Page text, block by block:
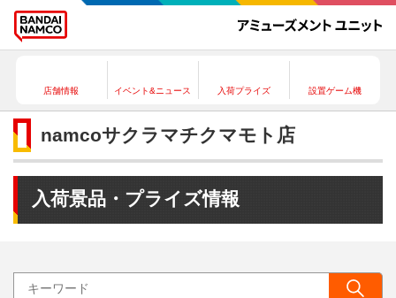
店舗情報 イベント&ニュース 入荷プライズ 設置ゲーム機
namcoサクラマチクマモト店
入荷景品・プライズ情報